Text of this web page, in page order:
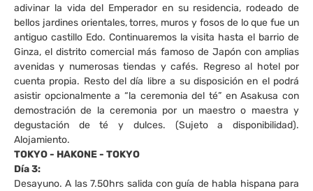
adivinar la vida del Emperador en su residencia, rodeado de
bellos jardines orientales, torres, muros y fosos de lo que fue un
antiguo castillo Edo. Continuaremos la visita hasta el barrio de
Ginza, el distrito comercial más famoso de Japón con amplias
avenidas y numerosas tiendas y cafés. Regreso al hotel por
cuenta propia. Resto del día libre a su disposición en el podrá
asistir opcionalmente a “la ceremonia del té” en Asakusa con
demostración de la ceremonia por un maestro o maestra y
degustación de té y dulces. (Sujeto a disponibilidad).
Alojamiento.
TOKYO - HAKONE - TOKYO
Día 3:
Desayuno. A las 7.50hrs salida con guía de habla hispana para